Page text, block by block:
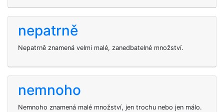
nepatrně
Nepatrně znamená velmi malé, zanedbatelné množství.
nemnoho
Nemnoho znamená malé množství, jen trochu nebo jen málo.